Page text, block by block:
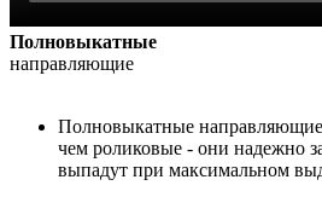
Полновыкатные
направляющие
Полновыкатные направляющие
чем роликовые - они надежно
выпадут при максимальном